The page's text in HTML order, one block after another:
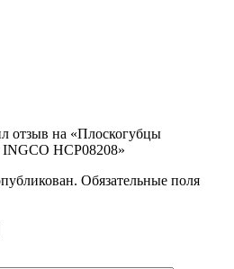
отзыв на «Плоскогубцы
HCP08208»
Обязательные поля